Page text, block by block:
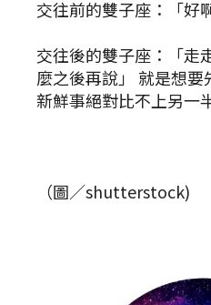
交往前的雙子座：「好
交往後的雙子座：「走
麼之後再說」 就是想
新鮮事絕對比不上另一
（圖／shutterstock)